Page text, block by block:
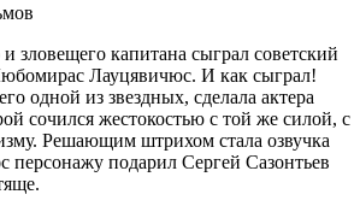
зловещего капитана сыграл советский
Лауцявичюс. И как сыграл!
одной из звездных, сделала актера
сочился жестокостью с той же силой, с
Решающим штрихом стала озвучка
персонажу подарил Сергей Сазонтьев